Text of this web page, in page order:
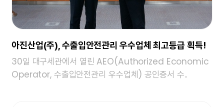
아진산업(주), 수출입안전관리 우수업체 최고등급 획득!
30일 대구세관에서 열린 AEO(Authorized Economic
Operator, 수출입안전관리 우수업체) 공인증서 수..